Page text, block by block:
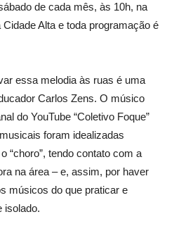
de cada mês, às 10h, na
Alta e toda programação é
essa melodia às ruas é uma
Carlos Zens. O músico
do YouTube “Coletivo Foque”
foram idealizadas
“choro”, tendo contato com a
na área – e, assim, por haver
músicos do que praticar e
isolado.